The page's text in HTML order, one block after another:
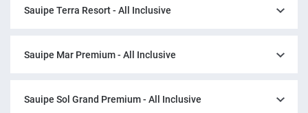
Sauipe Terra Resort - All Inclusive
Sauipe Mar Premium - All Inclusive
Sauipe Sol Grand Premium - All Inclusive